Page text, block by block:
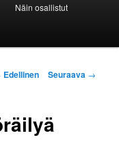
Näin osallistut
Edellinen Seuraava →